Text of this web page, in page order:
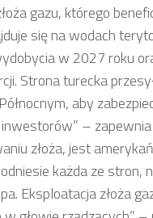
gazu, którego
się na wodach
w 2027 roku
Strona turecka
aby
–
złoża, jest
każda ze stron,
Eksploatacja złoża